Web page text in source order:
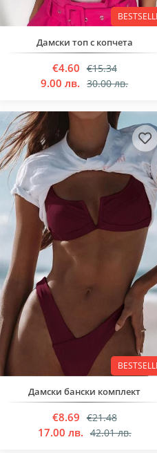
Дамски топ с копчета
€4.60 €15.34
9.00 лв. 30.00 лв.
Дамски бански комплект
€8.69 €21.48
17.00 лв. 42.01 лв.